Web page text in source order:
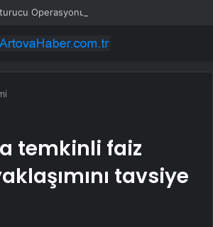
temkinli faiz
tavsiye